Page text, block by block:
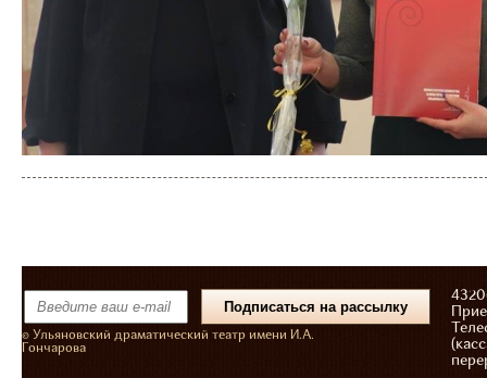
© Ульяновский драматический театр имени И.А.
Гончарова